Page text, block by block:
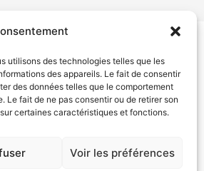
utilisons des technologies telles que les
des appareils. Le fait de consentir
des données telles que le comportement
Le fait de ne pas consentir ou de retirer son
certaines caractéristiques et fonctions.
Voir les préférences
de confidentialité